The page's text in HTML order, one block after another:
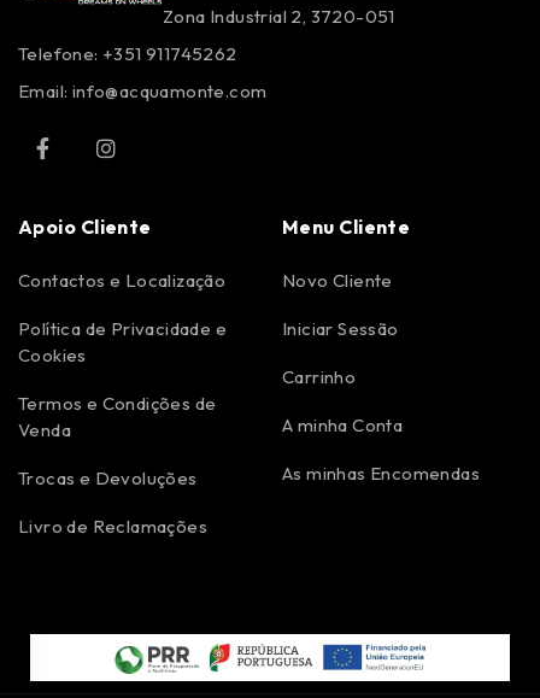
Zona Industrial 2, 3720-051
Telefone: +351 911745262
Email: info@acquamonte.com
Apoio Cliente
Contactos e Localização
Política de Privacidade e
Cookies
Termos e Condições de
Venda
Trocas e Devoluções
Livro de Reclamações
Menu Cliente
Novo Cliente
Iniciar Sessão
Carrinho
A minha Conta
As minhas Encomendas